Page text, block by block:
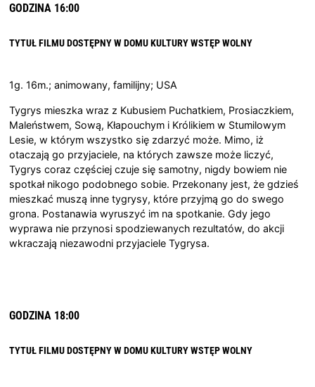
GODZINA 16:00
TYTUŁ FILMU DOSTĘPNY W DOMU KULTURYWSTĘP WOLNY
1g. 16m.; animowany, familijny; USA
Tygrys mieszka wraz z Kubusiem Puchatkiem, Prosiaczkiem,
Maleństwem, Sową, Kłapouchym i Królikiem w Stumilowym
Lesie, w którym wszystko się zdarzyć może. Mimo, iż
otaczają go przyjaciele, na których zawsze może liczyć,
Tygrys coraz częściej czuje się samotny, nigdy bowiem nie
spotkał nikogo podobnego sobie. Przekonany jest, że gdzieś
mieszkać muszą inne tygrysy, które przyjmą go do swego
grona. Postanawia wyruszyć im na spotkanie. Gdy jego
wyprawa nie przynosi spodziewanych rezultatów, do akcji
wkraczają niezawodni przyjaciele Tygrysa.
GODZINA 18:00
TYTUŁ FILMU DOSTĘPNY W DOMU KULTURYWSTĘP WOLNY